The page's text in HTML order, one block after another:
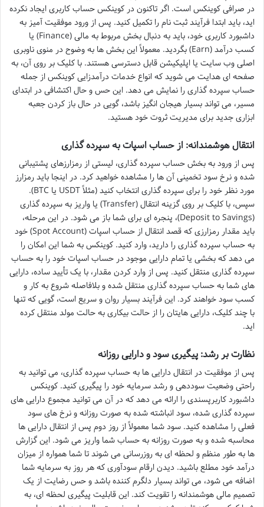
در صرافی کوینکس است. اگر تاکنون در کوینکس حساب کاربری ایجاد نکرده
اید، باید ابتدا فرآیند ثبت نام را تکمیل کنید. پس از ورود موفقیت آمیز به
داشبورد کاربری خود، باید به دنبال بخش مربوط به مالی (Finance) یا
کسب درآمد (Earn) بگردید. معمولاً این بخش ها به وضوح در منوی ناوبری
اصلی وب سایت یا اپلیکیشن قابل دسترسی هستند. با کلیک بر روی آن، به
صفحه ای هدایت می شوید که انواع خدمات درآمدزایی کوینکس از جمله
حساب سپرده گذاری را نمایش می دهد. این حس و حال اکتشافی در ابتدای
مسیر، می تواند بسیار هیجان انگیز باشد، گویی در حال باز کردن جعبه
ابزاری جدید برای مدیریت ثروت خود هستید.
انتقال هوشمندانه: از حساب اسپات به سپرده گذاری
پس از ورود به بخش حساب سپرده گذاری، لیستی از رمزارزهای پشتیبانی
شده و نرخ سود تخمینی آن ها را مشاهده خواهید کرد. در اینجا باید رمزارز
مورد نظر خود را برای سپرده گذاری انتخاب کنید (مثلاً USDT یا BTC).
سپس، با کلیک بر روی گزینه انتقال (Transfer) یا واریز به سپرده گذاری
(Deposit to Savings)، پنجره ای برای شما باز می شود. در این مرحله،
باید مقدار رمزارزی که قصد انتقال از حساب اسپات (Spot Account) خود
به حساب سپرده گذاری را دارید، وارد کنید. کوینکس به شما این امکان را
می دهد که بخشی یا تمام دارایی موجود در حساب اسپات خود را به حساب
سپرده گذاری منتقل کنید. پس از وارد کردن مقدار، با یک تأیید ساده، دارایی
های شما به حساب سپرده گذاری منتقل شده و بلافاصله شروع به کار و
کسب سود خواهند کرد. این فرآیند بسیار روان و سریع است، گویی که تنها
با چند کلیک، دارایی هایتان را از حالت بیکاری به حالت مولد منتقل کرده
اید.
نظارت بر رشد: پیگیری سود و دارایی روزانه
پس از موفقیت در انتقال دارایی ها به حساب سپرده گذاری، می توانید به
راحتی وضعیت سوددهی و رشد سرمایه خود را پیگیری کنید. کوینکس
داشبورد کاربرپسندی را ارائه می دهد که در آن می توانید مجموع دارایی های
سپرده گذاری شده، سود انباشته شده به صورت روزانه و نرخ های سود
فعلی را مشاهده کنید. سود شما معمولاً از روز دوم پس از انتقال دارایی ها
محاسبه شده و به صورت روزانه به حساب شما واریز می شود. این گزارش
ها به طور منظم و لحظه ای به روزرسانی می شوند تا شما همواره از میزان
درآمد خود مطلع باشید. دیدن ارقام سودآوری که هر روز به سرمایه شما
اضافه می شود، می تواند بسیار دلگرم کننده باشد و حس رضایت از یک
تصمیم مالی هوشمندانه را تقویت کند. این قابلیت پیگیری لحظه ای، به